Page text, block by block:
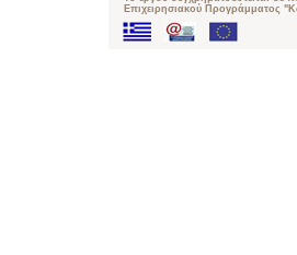
Επιχειρησιακού Προγράμματος